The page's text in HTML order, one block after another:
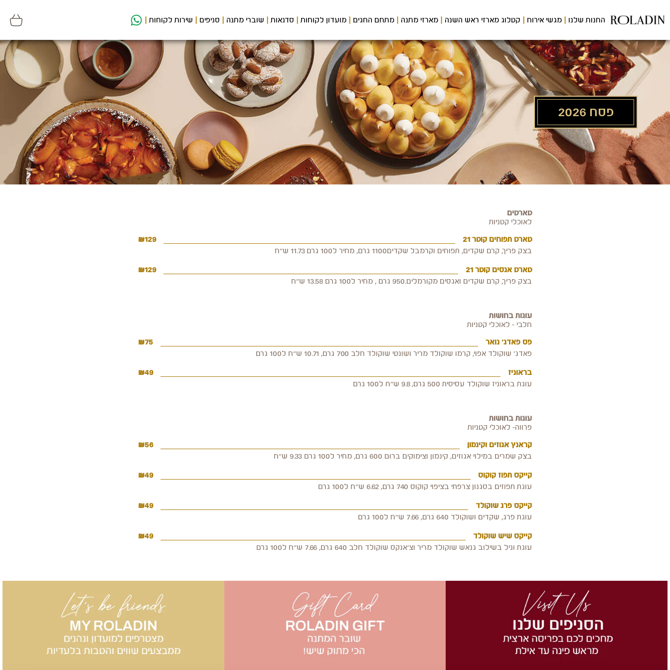
לתוכן
המרכזי
החנות שלנו מגשי אירוח קטלוג מארזי ראש השנה מארזי מתנה מתחם החגים מועדון לקוחות סדנאות שוברי מתנה סניפים שירות לקוחות
פסח 2026
טארטים
לאוכלי קטניות
טארט תפוחים קוטר 21
129
₪
בצק פריך, קרם שקדים, תפוחים וקרמבל שקדים1100 גרם, מחיר ל100 גרם 11.73 ש"ח
טארט אגסים קוטר 21
129
₪
בצק פריך, קרם שקדים ואגסים מקורמלים.950 גרם , מחיר ל100 גרם 13.58 ש"ח
עוגות בחושות
חלבי - לאוכלי קטניות
פס פאדג' נואר
75
₪
פאדג' שוקולד אפוי, קרמו שוקולד מריר ושונטי שוקולד חלב 700 גרם, 10.71 ש"ח ל100 גרם
בראוניז
49
₪
עוגת בראוניז שוקולד עסיסית 500 גרם, 9.8 ש"ח ל100 גרם
עוגות בחושות
פרווה- לאוכלי קטניות
קראנץ אגוזים וקינמון
56
₪
בצק שמרים במילוי אגוזים, קינמון וצימוקים ברום 600 גרם, מחיר ל100 גרם 9.33 ש"ח
קייקס תפוז קוקוס
49
₪
עוגת תפוזים בסגנון צרפתי בציפוי קוקוס 740 גרם, 6.62 ש"ח ל100 גרם
קייקס פרג שוקולד
49
₪
עוגת פרג, שקדים ושוקולד 640 גרם, 7.66 ש"ח ל100 גרם
קייקס שיש שוקולד
49
₪
עוגת וניל בשילוב גנאש שוקולד מריר וצ'אנקס שוקולד חלב 640 גרם, 7.66 ש"ח ל100 גרם